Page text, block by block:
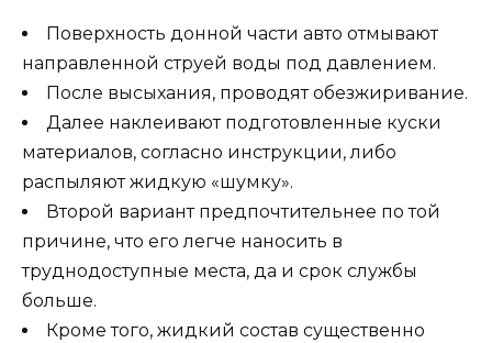
Поверхность донной части авто отмывают
направленной струей воды под давлением.
После высыхания, проводят обезжиривание.
Далее наклеивают подготовленные куски
материалов, согласно инструкции, либо
распыляют жидкую «шумку».
Второй вариант предпочтительнее по той
причине, что его легче наносить в
труднодоступные места, да и срок службы
больше.
Кроме того, жидкий состав существенно